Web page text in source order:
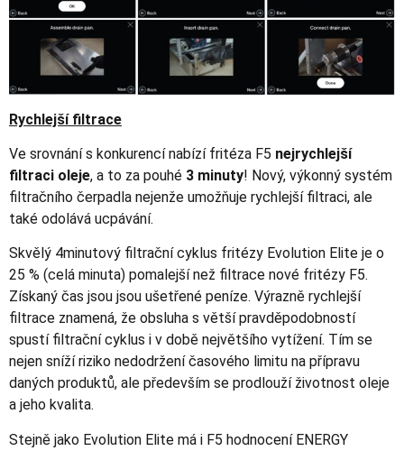
Rychlejší filtrace
Ve srovnání s konkurencí nabízí fritéza F5 nejrychlejší
filtraci oleje, a to za pouhé 3 minuty! Nový, výkonný systém
filtračního čerpadla nejenže umožňuje rychlejší filtraci, ale
také odolává ucpávání.
Skvělý 4minutový filtrační cyklus fritézy Evolution Elite je o
25 % (celá minuta) pomalejší než filtrace nové fritézy F5.
Získaný čas jsou jsou ušetřené peníze. Výrazně rychlejší
filtrace znamená, že obsluha s větší pravděpodobností
spustí filtrační cyklus i v době největšího vytížení. Tím se
nejen sníží riziko nedodržení časového limitu na přípravu
daných produktů, ale především se prodlouží životnost oleje
a jeho kvalita.
Stejně jako Evolution Elite má i F5 hodnocení ENERGY